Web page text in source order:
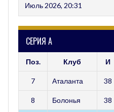
Июль 2026, 20:31
СЕРИЯ А
Поз. Клуб И
7 Аталанта 38
8 Болонья 38